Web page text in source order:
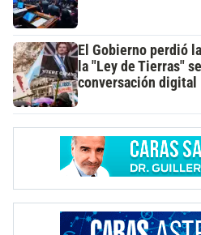
El Gobierno perdió
la "Ley de Tierras"
conversación digital